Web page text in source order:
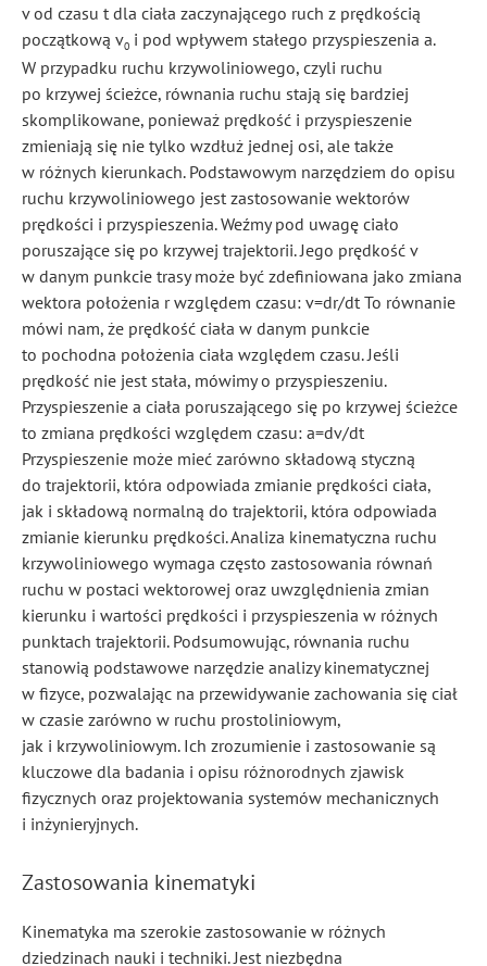
v od czasu t dla ciała zaczynającego ruch z prędkością
początkową v0 i pod wpływem stałego przyspieszenia a.
W przypadku ruchu krzywoliniowego, czyli ruchu
po krzywej ścieżce, równania ruchu stają się bardziej
skomplikowane, ponieważ prędkość i przyspieszenie
zmieniają się nie tylko wzdłuż jednej osi, ale także
w różnych kierunkach. Podstawowym narzędziem do opisu
ruchu krzywoliniowego jest zastosowanie wektorów
prędkości i przyspieszenia. Weźmy pod uwagę ciało
poruszające się po krzywej trajektorii. Jego prędkość v
w danym punkcie trasy może być zdefiniowana jako zmiana
wektora położenia r względem czasu: v=dr/dt To równanie
mówi nam, że prędkość ciała w danym punkcie
to pochodna położenia ciała względem czasu. Jeśli
prędkość nie jest stała, mówimy o przyspieszeniu.
Przyspieszenie a ciała poruszającego się po krzywej ścieżce
to zmiana prędkości względem czasu: a=dv/dt
Przyspieszenie może mieć zarówno składową styczną
do trajektorii, która odpowiada zmianie prędkości ciała,
jak i składową normalną do trajektorii, która odpowiada
zmianie kierunku prędkości. Analiza kinematyczna ruchu
krzywoliniowego wymaga często zastosowania równań
ruchu w postaci wektorowej oraz uwzględnienia zmian
kierunku i wartości prędkości i przyspieszenia w różnych
punktach trajektorii. Podsumowując, równania ruchu
stanowią podstawowe narzędzie analizy kinematycznej
w fizyce, pozwalając na przewidywanie zachowania się ciał
w czasie zarówno w ruchu prostoliniowym,
jak i krzywoliniowym. Ich zrozumienie i zastosowanie są
kluczowe dla badania i opisu różnorodnych zjawisk
fizycznych oraz projektowania systemów mechanicznych
i inżynieryjnych.
Zastosowania kinematyki
Kinematyka ma szerokie zastosowanie w różnych
dziedzinach nauki i techniki. Jest niezbędna